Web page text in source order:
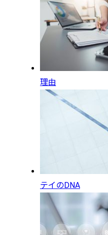
理由
テイのDNA